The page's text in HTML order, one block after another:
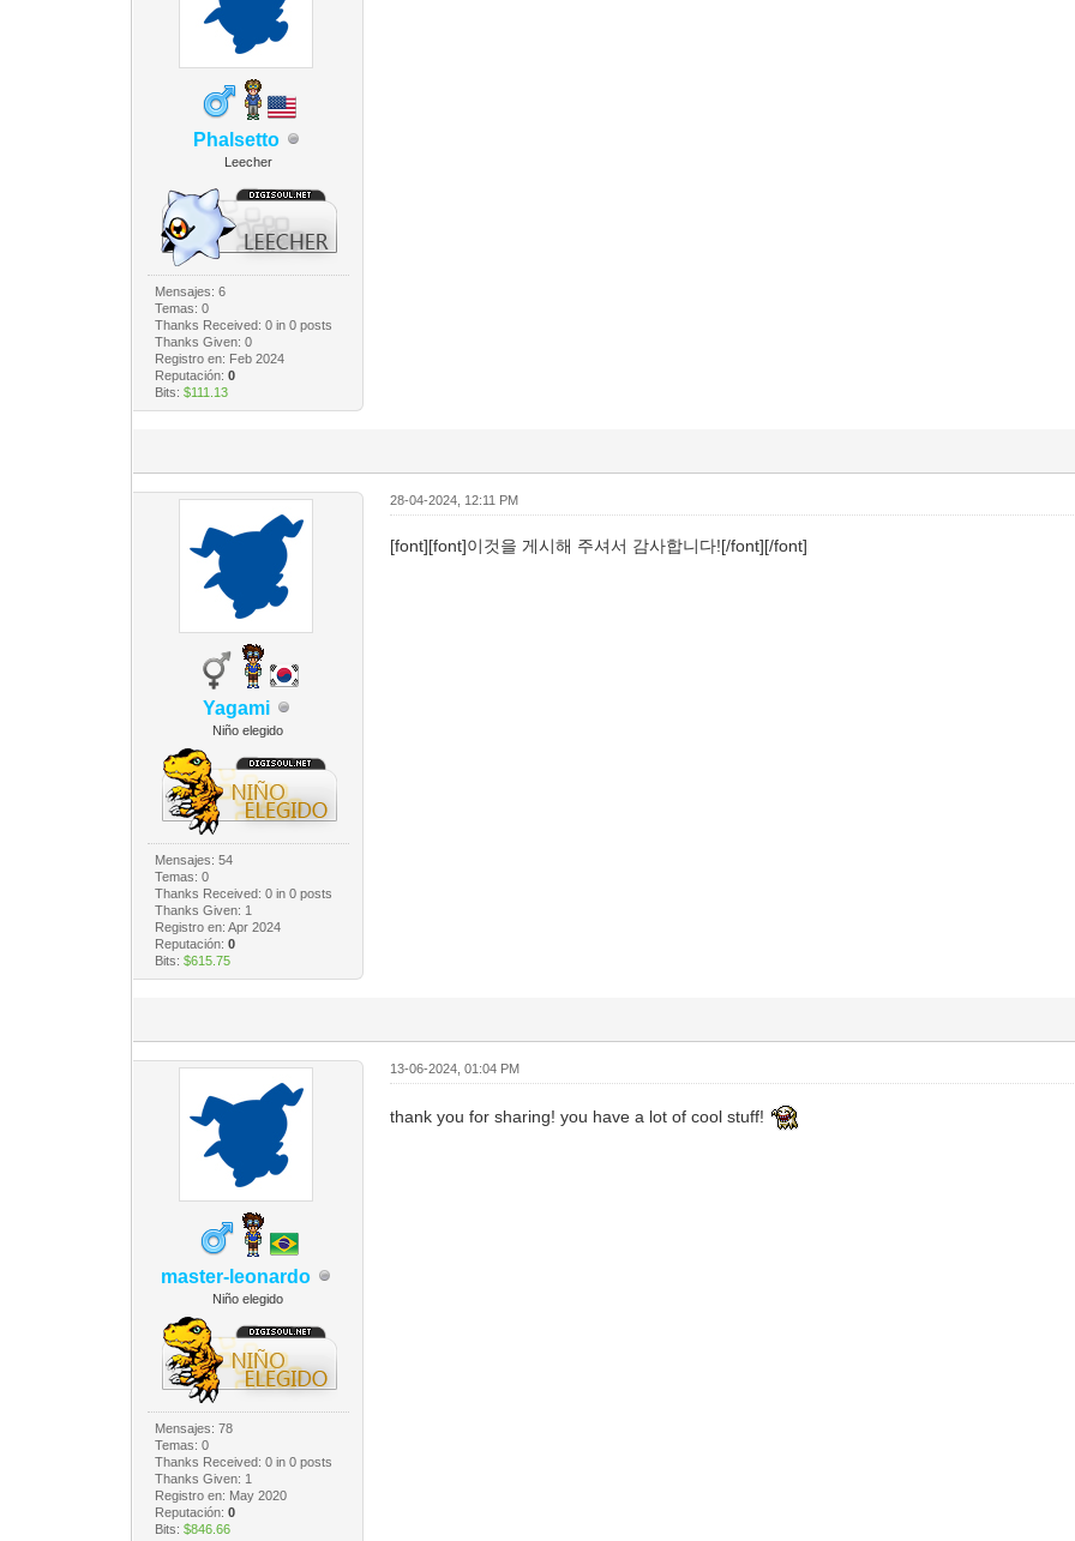
Phalsetto
Leecher
Mensajes: 6
Temas: 0
Thanks Received: 0in 0 posts
Thanks Given: 0
Registro en: Feb 2024
Reputación: 0
Bits: $111.13
Yagami
Niño elegido
Mensajes: 54
Temas: 0
Thanks Received: 0in 0 posts
Thanks Given: 1
Registro en: Apr 2024
Reputación: 0
Bits: $615.75
28-04-2024, 12:11 PM
[font][font]이것을 게시해 주셔서 감사합니다![/font][/font]
master-leonardo
Niño elegido
Mensajes: 78
Temas: 0
Thanks Received: 0in 0 posts
Thanks Given: 1
Registro en: May 2020
Reputación: 0
Bits: $846.66
13-06-2024, 01:04 PM
thank you for sharing! you have a lot of cool stuff!